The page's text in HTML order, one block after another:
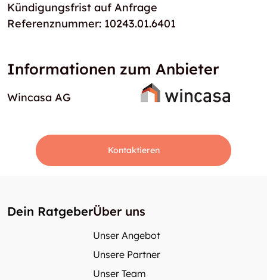
Kündigungsfrist auf Anfrage
Referenznummer: 10243.01.6401
Informationen zum Anbieter
Wincasa AG
Kontaktieren
Dein RatgeberÜber uns
Unser Angebot
Unsere Partner
Unser Team